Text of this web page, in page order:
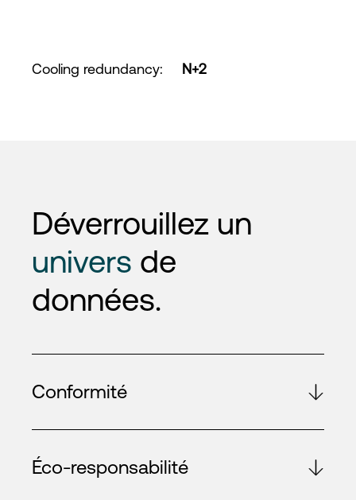
Cooling redundancy: N+2
Déverrouillez un
univers de
données.
Conformité
Éco-responsabilité